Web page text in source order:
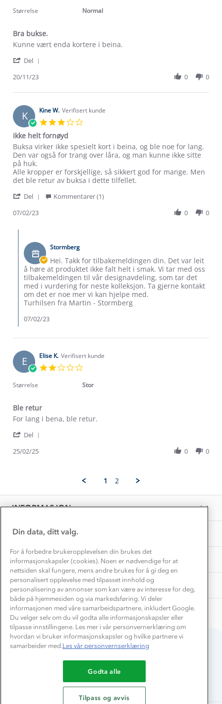
rating
Størrelse Normal
Bra bukse.
Review
Helge
on
Nov
review
Bra
Kunne vært enda kortere i beina.
Del
Helge
on
20
Nov
2023
20/11/23 0 0
K Kine W. Verifisert kunde
Ikke helt fornøyd
Review
by
Kine
W.
on
Feb
review
stating
Ikke
helt
fornøyd
Buksa virker ikke spesielt kort i beina, og ble noe for lang.
Den var også for trang over låra, og man kunne ikke sitte
på huk.
Alle kropper er forskjellige, så sikkert god for mange. Men
det ble retur av buksa i dette tilfellet.
Del
on
7
Feb
2023
Kommentarer (1)
07/02/23
0 0
Butikkeier
on
Review
by
Kine
W.
on
Feb
2023
Stormberg
Hei. Takk for tilbakemeldingen din. Det var leit
å høre at produktet ikke falt helt i smak. Vi tar med oss
tilbakemeldingen til vår designavdeling, som tar det
med i vurdering for neste kolleksjon. Ta gjerne kontakt
om det er noe mer vi kan hjelpe med.
Turhilsen fra Martin - Stormberg
07/02/23
E Elise K. Verifisert kunde
rating
Størrelse Stor
Ble retur
Review
Elise
on
review
Ble
For lang i bena, ble retur.
Del
25
2025
25/02/25 0 0
1 2
INFORMASJON
Konkurransevinnere
Kundeklubb
Bedrift, barnehage og SFO
Presse
OM OSS
Om Stormberg
Klima og miljø
Etisk handel
Dyreetikk
1% til samfunnet
Samarbeide med oss?
TIPS OG RÅD
Trelagsprinsippet barn
Dette trenger du til barnehagen
Gravidklær
Hvordan velge riktig turtøy?
Store størrelser
Turmat oppskrifter
Beredskap
AKTIVITETER
Norgesferie 🇳🇴
Få turinspirasjon og tips her⛰
Overnatte utendørs⛺
Leirskole 🥾
Barnehageansatt
Tips til hyttetur
Du betaler enkelt med
Din data, ditt valg.
For å forbedre brukeropplevelsen din brukes det
informasjonskapsler (cookies). Noen er nødvendige for at
nettsiden skal fungere, mens andre brukes for å gi deg en
personalisert opplevelse med tilpasset innhold og
personalisering av annonser som kan være av interesse for deg,
både på hjemmesiden og via markedsføring. Vi deler
informasjonen med våre samarbeidspartnere, inkludert Google.
Du velger selv om du vil godta alle informasjonskapsler eller
tilpasse innstillingene. Les mer i vår personvernerklæring om
hvordan vi bruker informasjonskapsler og hvilke partnere vi
samarbeider med.Les vår personvernserklæring
Godta alle
Tilpass og avvis